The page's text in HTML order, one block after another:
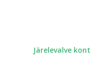
Järelevalve